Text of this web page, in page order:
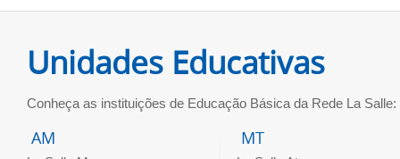
Unidades Educativas
Conheça as instituições de Educação Básica da Rede La Salle:
AM MT